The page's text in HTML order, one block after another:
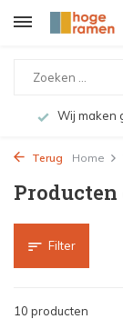
Wij maken
Terug Home
Producten
Filter
10 producten